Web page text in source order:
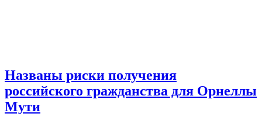
Названы риски получения
российского гражданства для Орнеллы
Мути